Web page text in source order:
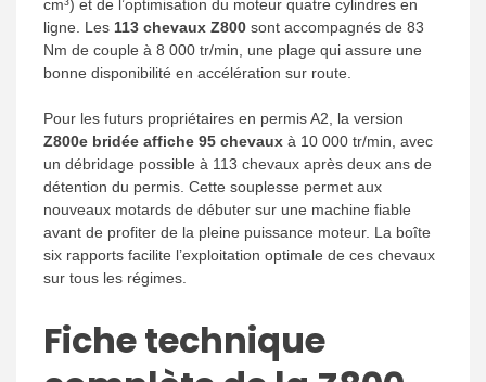
cm³) et de l’optimisation du moteur quatre cylindres en
ligne. Les 113 chevaux Z800 sont accompagnés de 83
Nm de couple à 8 000 tr/min, une plage qui assure une
bonne disponibilité en accélération sur route.
Pour les futurs propriétaires en permis A2, la version
Z800e bridée affiche 95 chevaux à 10 000 tr/min, avec
un débridage possible à 113 chevaux après deux ans de
détention du permis. Cette souplesse permet aux
nouveaux motards de débuter sur une machine fiable
avant de profiter de la pleine puissance moteur. La boîte
six rapports facilite l’exploitation optimale de ces chevaux
sur tous les régimes.
Fiche technique